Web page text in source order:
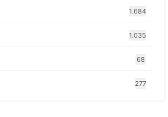
1.684
1.035
68
277